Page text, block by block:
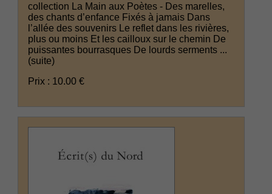
collection La Main aux Poètes - Des marelles,
des chants d’enfance Fixés à jamais Dans
l’allée des souvenirs Le reflet dans les rivières,
plus ou moins Et les cailloux sur le chemin De
puissantes bourrasques De lourds serments ...
(suite)
Prix : 10.00 €